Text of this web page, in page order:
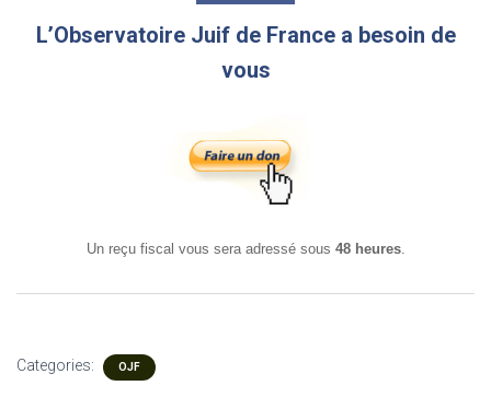
L’Observatoire Juif de France a besoin de
vous
Un reçu fiscal vous sera adressé sous 48 heures.
Categories: OJF